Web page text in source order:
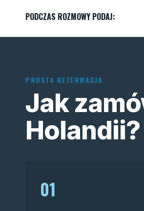
PODCZAS ROZMOWY PODAJ:
PROSTA REZERWACJA
Jak
Holandii?
01